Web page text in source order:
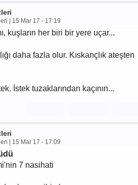
| 15 Mar 17 - 17:19
kuşların her biri bir yere uçar...
daha fazla olur. Kıskançlık ateşten
İstek tuzaklarından kaçının...
| 15 Mar 17 - 17:09
7 nasihati